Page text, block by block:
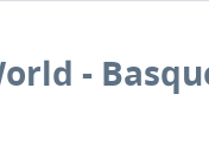
-